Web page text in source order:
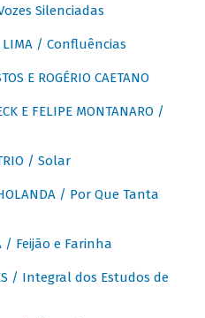
Silenciadas
LIMA / Confluências
E ROGÉRIO CAETANO
E FELIPE MONTANARO /
/ Solar
/ Por Que Tanta
/ Feijão e Farinha
/ Integral dos Estudos de